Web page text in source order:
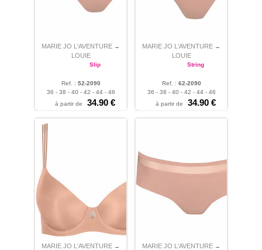
MARIE JO L'AVENTURE →
LOUIE
Slip
Ref. : 52-2090
36 - 38 - 40 - 42 - 44 - 46
à partir de
34.90 €
MARIE JO L'AVENTURE →
LOUIE
String
Ref. : 62-2090
36 - 38 - 40 - 42 - 44 - 46
à partir de
34.90 €
MARIE JO L'AVENTURE → MARIE JO L'AVENTURE →